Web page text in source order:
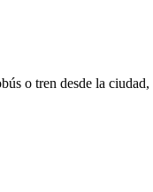
o tren desde la